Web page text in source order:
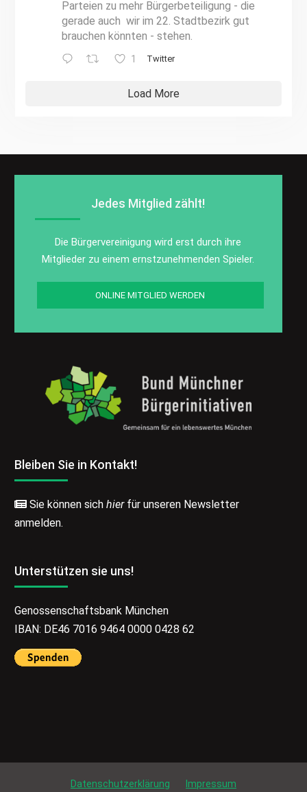
Parteien zu mehr Bürgerbeteiligung - die
gerade auch wir im 22. Stadtbezirk gut
brauchen könnten - stehen.
1 Twitter
Load More
Jedes Mitglied zählt!
Die Bürgervereinigung wird erst durch ihre
Mitglieder zu einem ernstzunehmenden Spieler.
ONLINE MITGLIED WERDEN
Bleiben Sie in Kontakt!
Sie können sichhier für unseren Newsletter
anmelden.
Unterstützen sie uns!
Genossenschaftsbank München
IBAN: DE46 7016 9464 0000 0428 62
Datenschutzerklärung Impressum